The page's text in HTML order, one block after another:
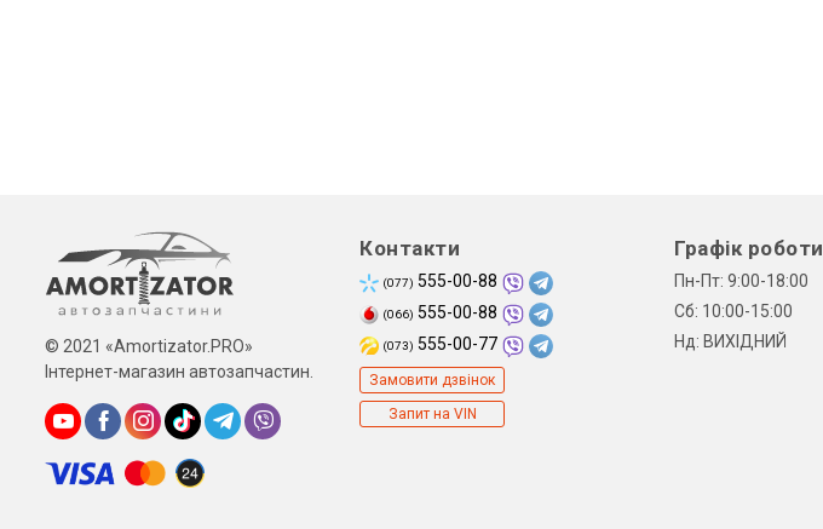
© 2021 «Amortizator.PRO»
Інтернет-магазин автозапчастин.
Контакти
(077) 555-00-88
(066) 555-00-88
(073) 555-00-77
Замовити дзвінок
Запит на VIN
Графік роботи
Пн-Пт: 9:00-18:00
Сб: 10:00-15:00
Нд: ВИХІДНИЙ